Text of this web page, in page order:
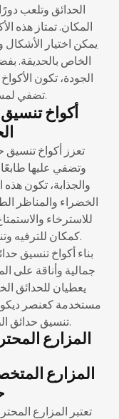
الحدائق وتلعب
المكان. تمتاز هذه
يمكن اختيار
الخاص بالحديقة.
الجودة، تكون
تضفي لمسة فريدة وراقية على المكان.
أكواخ
تعزز أكواخ تنسيق
وتضفي عليها
والجذابة، تكون
الخضراء والمناظر
للاسترخاء
كمكان للترفيه وتنظيم الأنشطة الاجتماعية في الحديقة.
بناء أكواخ تنسيق
جمالية وأناقة على
يعطيان للحدائق
مستخدمة كعنصر ديكور
تنسيق حدائق الطائف تعزز جمالية وجاذبية المكان.
المزارع
المزارع
تعتبر المزارع